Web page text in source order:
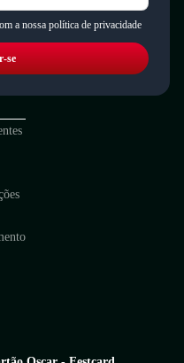
a nossa política de privacidade
se